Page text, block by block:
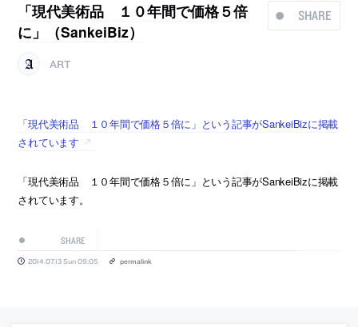
SHARE
「現代美術品 １０年間で価格５倍
に」（SankeiBiz）
ART
「現代美術品 １０年間で価格５倍に」という記事がSankeiBizに掲載
されています
「現代美術品 １０年間で価格５倍に」という記事がSankeiBizに掲載
されています。
SHARE
2014.07.13 Sun 09:05 permalink